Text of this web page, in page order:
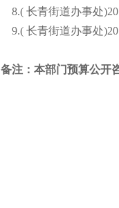
8.( 长青街道办事处
9.( 长青街道办事处
备注：本部门预算公开